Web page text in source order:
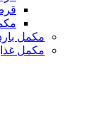
مکمل
مکمل